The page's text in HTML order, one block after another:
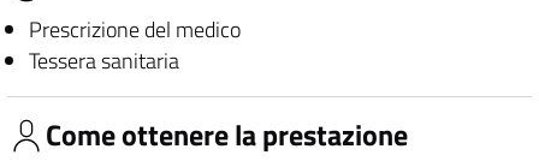
Prescrizione del medico
Tessera sanitaria
Come ottenere la prestazione